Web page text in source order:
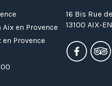
en Provence
Provence
16 Bis Rue
13100 AIX-